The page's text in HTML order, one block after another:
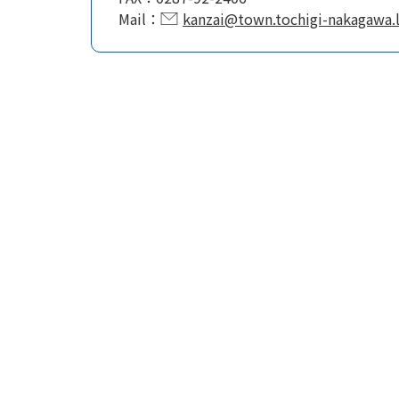
Mail：
kanzai@town.tochigi-